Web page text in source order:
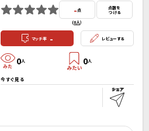
- 点
(0人）
点数を
つける
マッチ率 - レビューする
0人 0人
今すぐ見る